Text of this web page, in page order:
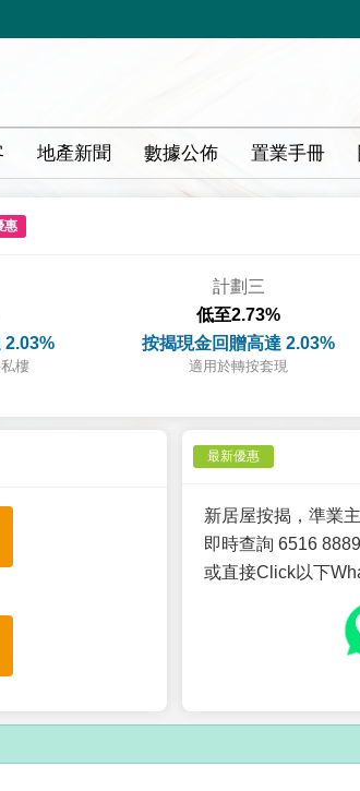
地產新聞 數據公佈 置業手冊
惠
2.03%
樓
計劃三
低至2.73%
按揭現金回贈高達 2.03%
適用於轉按套現
最新優惠
新居屋按揭，準業
即時查詢 6516
或直接Click以下